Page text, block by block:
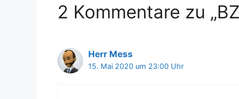
2 Kommentare zu
Herr Mess
15. Mai 2020 um 23:00 Uhr